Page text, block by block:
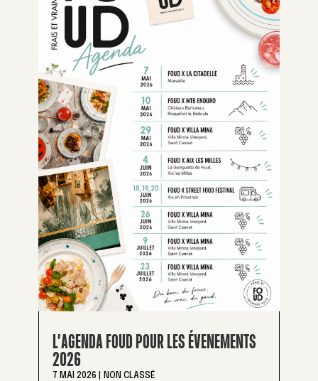
L’AGENDA FOUD POUR LES ÉVENEMENTS
2026
7 MAI 2026 NON CLASSÉ